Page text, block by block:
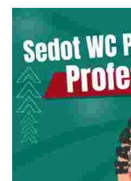
Sedot
Probolinggo
081286688848